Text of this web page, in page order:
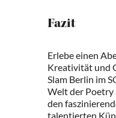
Fazit
Erlebe einen
Kreativität und
Slam Berlin im
Welt der Poetry
den
talentierten